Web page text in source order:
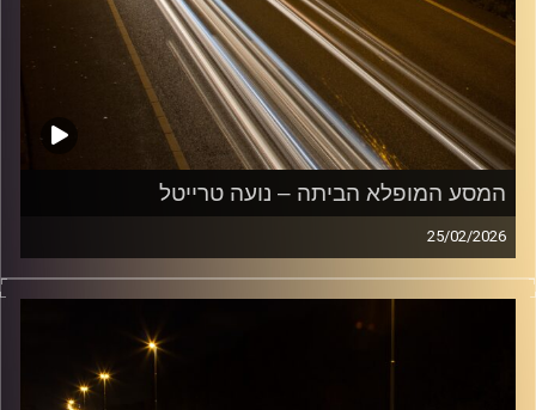
המסע המופלא הביתה – נועה טרייטל
25/02/2026
מוזיקה שתלווה אותנו אחרי יום עבודה ארוך ותחזיר אותנו
הביתה בשלום עם נועה טרייטל
קרדיט תמונות: